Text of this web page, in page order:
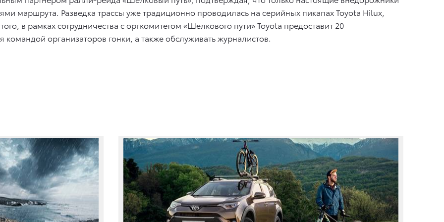
маршрута. Разведка трассы уже традиционно проводилась на серийных пикапах Toyota Hilux,
в рамках сотрудничества с оргкомитетом «Шелкового пути» Toyota предоставит 20
командой организаторов гонки, а также обслуживать журналистов.